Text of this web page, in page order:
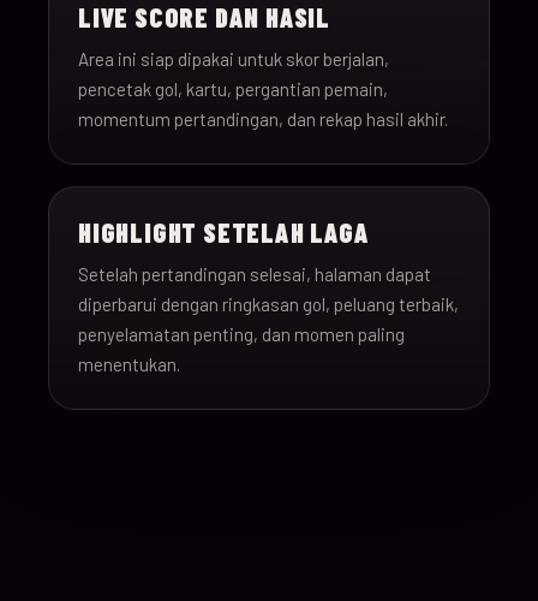
016
15-Jun-
12:00
017
16-Jun-
15:00 France v Senegal
018
26
18:00
019
16-Jun-
26
20:00 Argentina v Algeria
020 21:00 Austria v Jordan
LIVE SCORE DAN HASIL
Area ini siap dipakai untuk skor berjalan,
pencetak gol, kartu, pergantian pemain,
momentum pertandingan, dan rekap hasil akhir.
HIGHLIGHT SETELAH LAGA
Setelah pertandingan selesai, halaman dapat
diperbarui dengan ringkasan gol, peluang terbaik,
penyelamatan penting, dan momen paling
menentukan.